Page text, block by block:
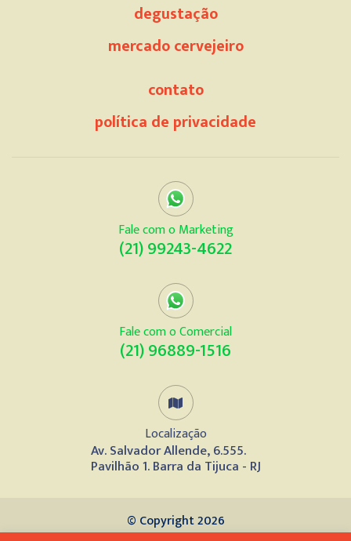
degustação
mercado cervejeiro
contato
política de privacidade
Fale com o Marketing
(21) 99243-4622
Fale com o Comercial
(21) 96889-1516
Localização
Av. Salvador Allende, 6.555.
Pavilhão 1. Barra da Tijuca - RJ
© Copyright 2026